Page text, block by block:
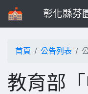
彰化縣芬
首頁 公告列表
教育部